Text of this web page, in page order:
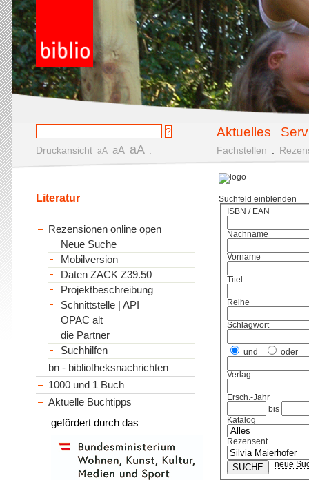
Aktuelles
Druckansicht aA aA aA Fachstellen
Suchfeld einblenden
ISBN / EAN
Nachname
Vorname
Titel
Reihe
Schlagwort
und oder
Verlag
Ersch.-Jahr
bis
Katalog
Rezensent
neue
Literatur
Rezensionen online open
Neue Suche
Mobilversion
Daten ZACK Z39.50
Projektbeschreibung
Schnittstelle | API
OPAC alt
die Partner
Suchhilfen
bn - bibliotheksnachrichten
1000 und 1 Buch
Aktuelle Buchtipps
gefördert durch das